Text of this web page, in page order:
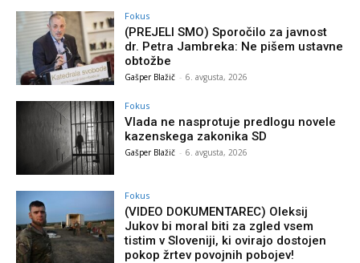
Fokus
(PREJELI SMO) Sporočilo za javnost
dr. Petra Jambreka: Ne pišem ustavne
obtožbe
Gašper Blažič - 6. avgusta, 2026
Fokus
Vlada ne nasprotuje predlogu novele
kazenskega zakonika SD
Gašper Blažič - 6. avgusta, 2026
Fokus
(VIDEO DOKUMENTAREC) Oleksij
Jukov bi moral biti za zgled vsem
tistim v Sloveniji, ki ovirajo dostojen
pokop žrtev povojnih pobojev!